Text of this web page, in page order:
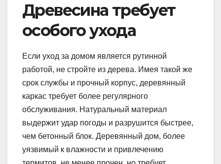
Древесина требует
особого ухода
Если уход за домом является рутинной
работой, не стройте из дерева. Имея такой же
срок службы и прочный корпус, деревянный
каркас требует более регулярного
обслуживания. Натуральный материал
выдержит удар погоды и разрушится быстрее,
чем бетонный блок. Деревянный дом, более
уязвимый к влажности и привлечению